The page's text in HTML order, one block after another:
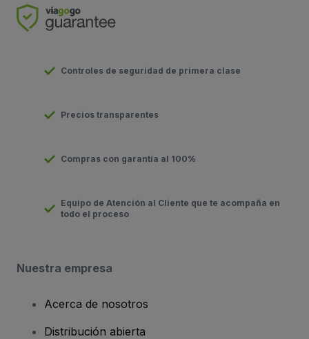
Controles de seguridad de primera clase
Precios transparentes
Compras con garantía al 100%
Equipo de Atención al Cliente que te acompaña en
todo el proceso
Nuestra empresa
Acerca de nosotros
Distribución abierta